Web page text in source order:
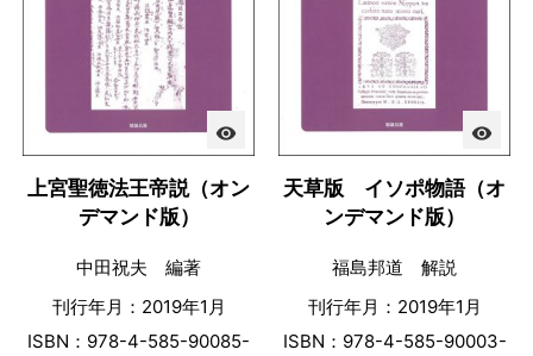
visibility
上宮聖徳法王帝説（オン
デマンド版）
中田祝夫 編著
刊行年月：2019年1月
ISBN：978-4-585-90085-
visibility
天草版 イソポ物語（オ
ンデマンド版）
福島邦道 解説
刊行年月：2019年1月
ISBN：978-4-585-90003-